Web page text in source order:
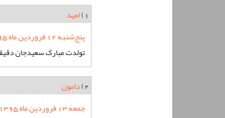
1) امید
پنج‌شنبه 12 فروردین ماه 1395 ساعت 22:18
تولدت مبارک سعیدجان
2) دامون
جمعه 13 فروردین ماه 1395 ساعت 10:16